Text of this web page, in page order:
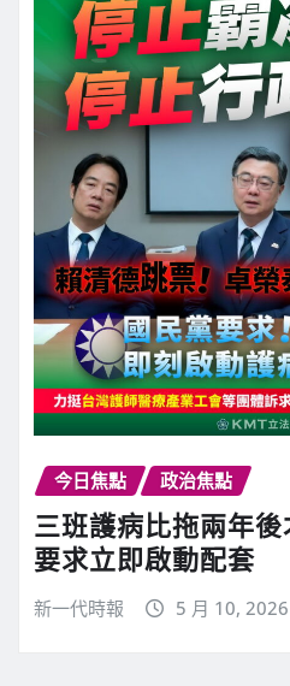
今日焦點 政治焦點
三班護病比拖兩年
要求立即啟動配套
新一代時報 5 月 10, 2026